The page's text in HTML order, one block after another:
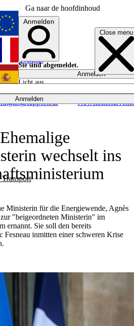
Ga naar de hoofdinhoud
Close menu
Anmelden
Rapporteur NewslettersEvents
English
Français
Anmelden
Sie sind abgemeldet.
Anmelden
Licht aus
wechselt ins
Ministerin für die Energiewende, Agnès
"beigeordneten Ministerin" im
ernannt. Sie soll den bereits
Fesneau inmitten einer schweren Krise